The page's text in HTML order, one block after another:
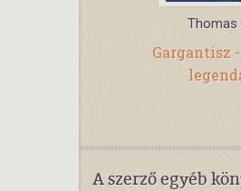
Thomas
Gargantisz
A szerző egyéb